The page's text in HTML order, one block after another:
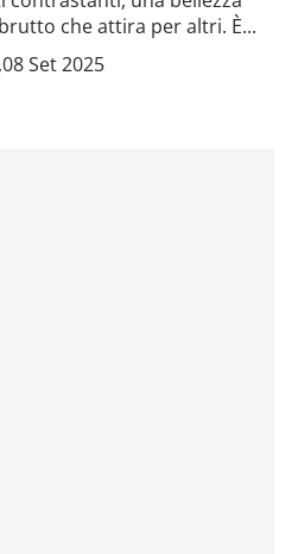
che attira per altri. È...
,08 Set 2025